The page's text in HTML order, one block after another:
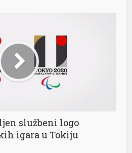
službeni logo
igara u Tokiju